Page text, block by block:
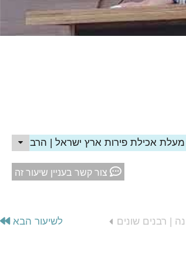
מעלת אכילת פירות ארץ ישראל | הרב מתן
צור קשר בעניין שיעור זה
לשיעור הבא | רבנים שונים